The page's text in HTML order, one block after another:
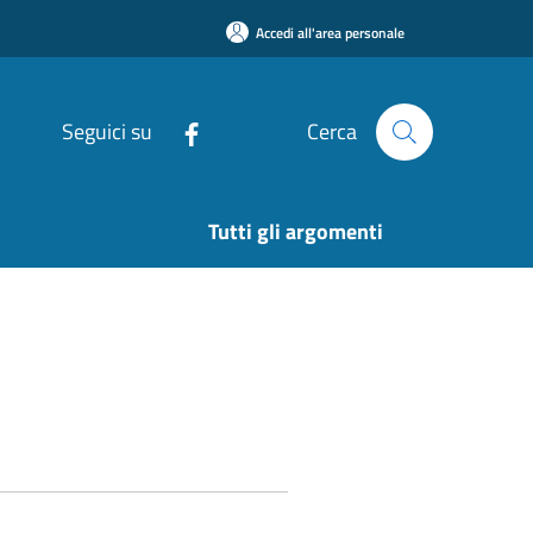
Accedi all'area personale
Seguici su Cerca
Tutti gli argomenti